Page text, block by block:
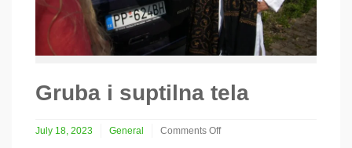
Gruba i suptilna tela
July 18, 2023 General
Comments Off